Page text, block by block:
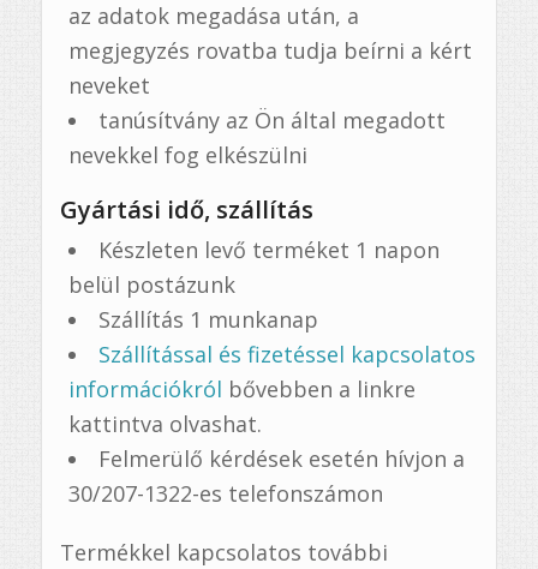
az adatok megadása után, a
megjegyzés rovatba tudja beírni a kért
neveket
tanúsítvány az Ön által megadott
nevekkel fog elkészülni
Gyártási idő, szállítás
Készleten levő terméket 1 napon
belül postázunk
Szállítás 1 munkanap
Szállítással és fizetéssel kapcsolatos
információkról bővebben a linkre
kattintva olvashat.
Felmerülő kérdések esetén hívjon a
30/207-1322-es telefonszámon
Termékkel kapcsolatos további